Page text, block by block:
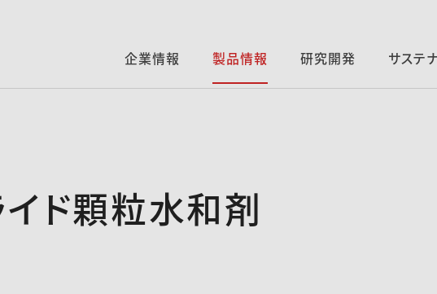
企業情報 製品情報 研究開発 サステ
イド顆粒水和剤